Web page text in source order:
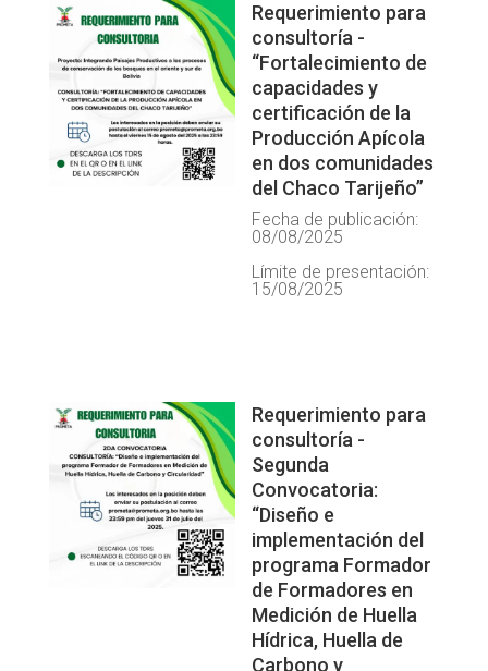
Requerimiento para
consultoría -
“Fortalecimiento de
capacidades y
certificación de la
Producción Apícola
en dos comunidades
del Chaco Tarijeño”
Fecha de publicación:
08/08/2025
Límite de presentación:
15/08/2025
Requerimiento para
consultoría -
Segunda
Convocatoria:
“Diseño e
implementación del
programa Formador
de Formadores en
Medición de Huella
Hídrica, Huella de
Carbono y